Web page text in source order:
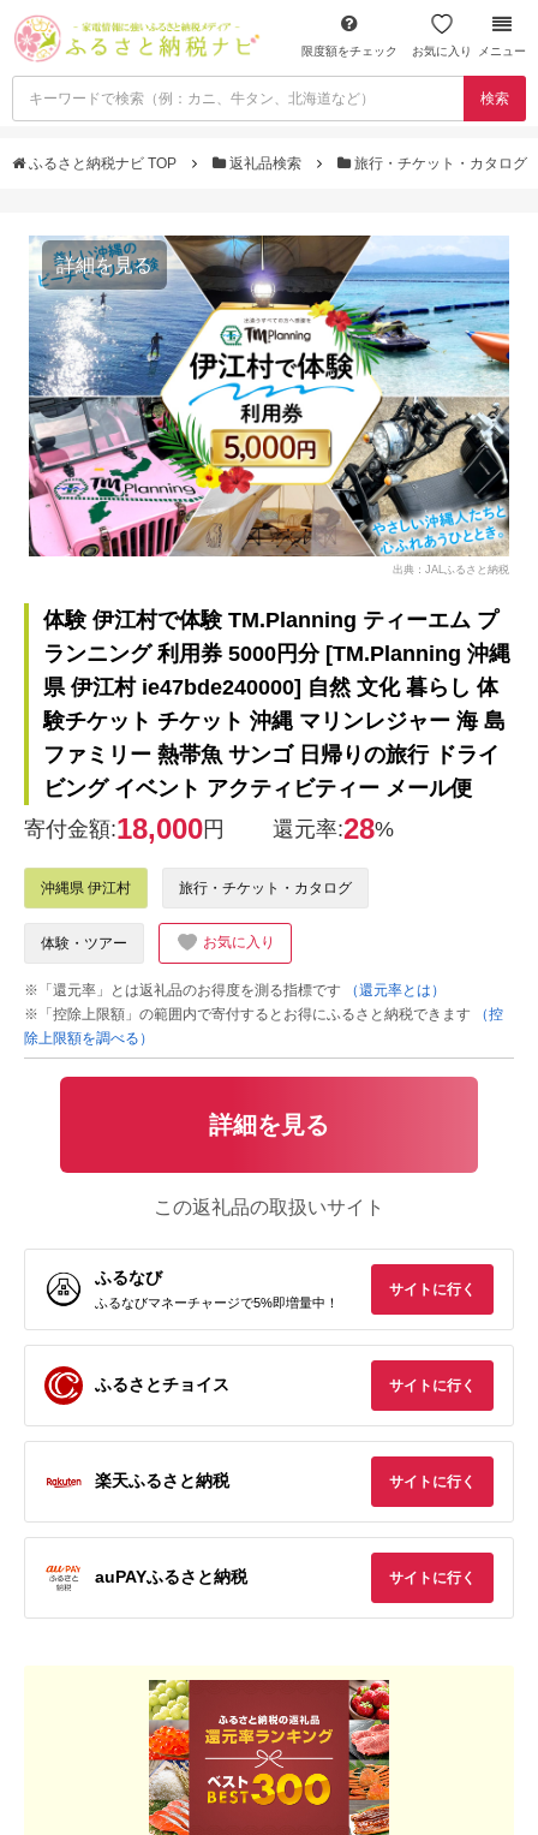
限度額をチェック お気に入り メニュー
検索
ふるさと納税ナビ TOP 返礼品検索 旅行・チケット・カタログ
詳細を見る
出典：JALふるさと納税
体験 伊江村で体験 TM.Planning ティーエム プ
ランニング 利用券 5000円分 [TM.Planning 沖縄
県 伊江村 ie47bde240000] 自然 文化 暮らし 体
験チケット チケット 沖縄 マリンレジャー 海 島
ファミリー 熱帯魚 サンゴ 日帰りの旅行 ドライ
ビング イベント アクティビティー メール便
寄付金額:18,000円 還元率:28%
沖縄県 伊江村 旅行・チケット・カタログ
体験・ツアー お気に入り
※「還元率」とは返礼品のお得度を測る指標です
（還元率とは）
※「控除上限額」の範囲内で寄付するとお得にふるさと納税できます
（控
除上限額を調べる）
詳細を見る
この返礼品の取扱いサイト
ふるなび
ふるなびマネーチャージで5%即増量中！
サイトに行く
ふるさとチョイス サイトに行く
楽天ふるさと納税 サイトに行く
auPAYふるさと納税 サイトに行く